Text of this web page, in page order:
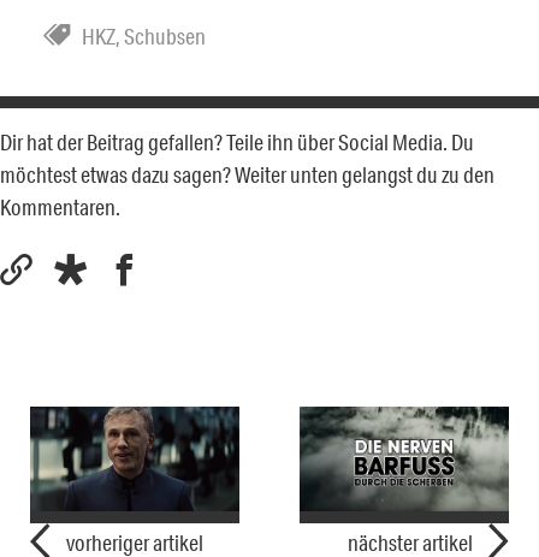
HKZ,Schubsen
Dir hat der Beitrag gefallen? Teile ihn über Social Media. Du
möchtest etwas dazu sagen? Weiter unten gelangst du zu den
Kommentaren.
vorheriger artikel nächster artikel